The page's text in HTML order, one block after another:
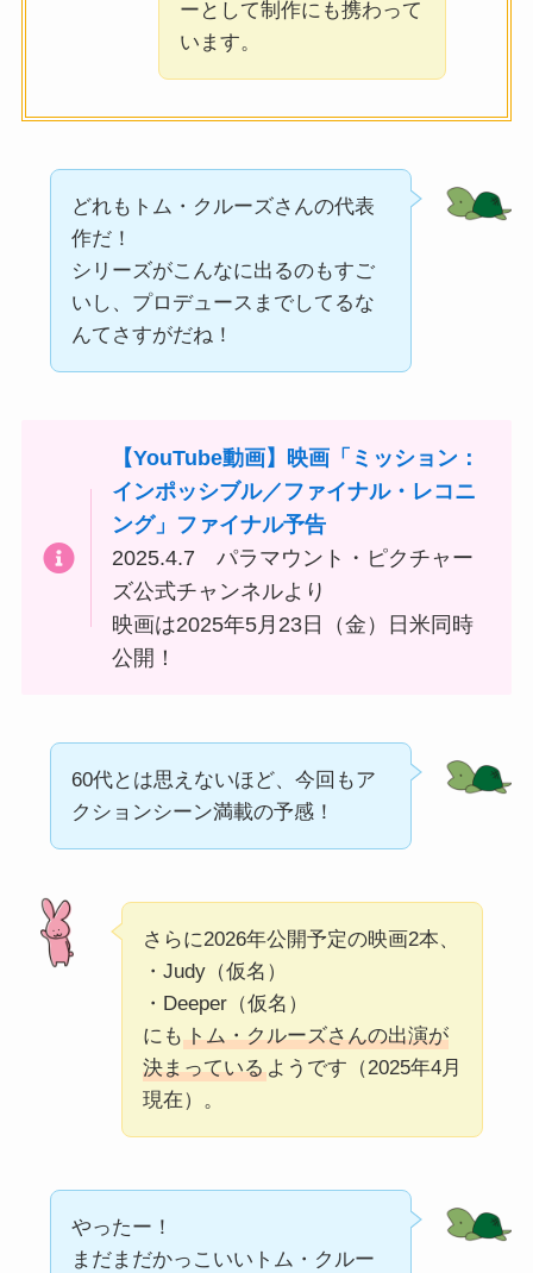
ーとして制作にも携わって
います。
どれもトム・クルーズさんの代表
作だ！
シリーズがこんなに出るのもすご
いし、プロデュースまでしてるな
んてさすがだね！
【YouTube動画】映画「ミッション：
インポッシブル／ファイナル・レコニ
ング」ファイナル予告
2025.4.7 パラマウント・ピクチャー
ズ公式チャンネルより
映画は2025年5月23日（金）日米同時
公開！
60代とは思えないほど、今回もア
クションシーン満載の予感！
さらに2026年公開予定の映画2本、
・Judy（仮名）
・Deeper（仮名）
にも トム・クルーズさんの出演が
決まっているようです（2025年4月
現在）。
やったー！
まだまだかっこいいトム・クルー